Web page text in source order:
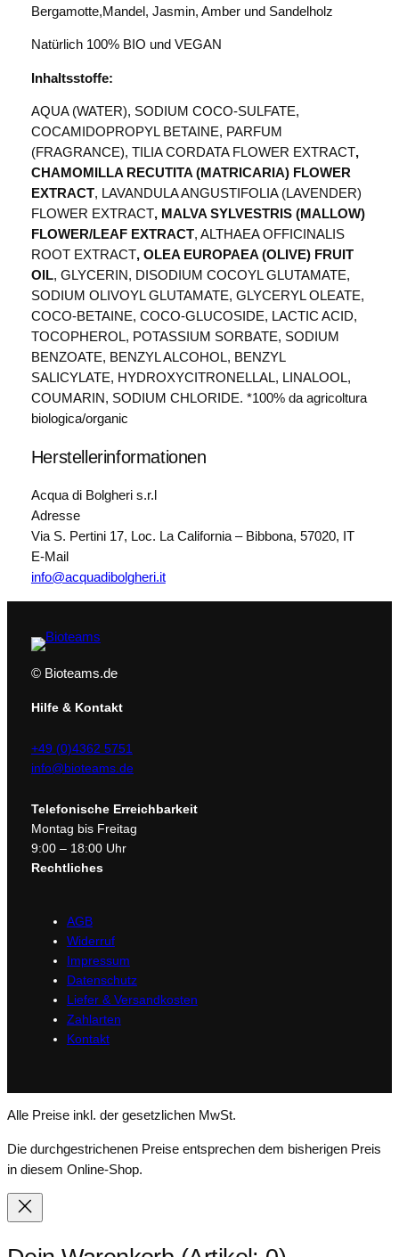
Bergamotte,Mandel, Jasmin, Amber und Sandelholz
Natürlich 100% BIO und VEGAN
Inhaltsstoffe:
AQUA (WATER), SODIUM COCO-SULFATE,
COCAMIDOPROPYL BETAINE, PARFUM
(FRAGRANCE), TILIA CORDATA FLOWER EXTRACT,
CHAMOMILLA RECUTITA (MATRICARIA) FLOWER
EXTRACT, LAVANDULA ANGUSTIFOLIA (LAVENDER)
FLOWER EXTRACT, MALVA SYLVESTRIS (MALLOW)
FLOWER/LEAF EXTRACT, ALTHAEA OFFICINALIS
ROOT EXTRACT, OLEA EUROPAEA (OLIVE) FRUIT
OIL, GLYCERIN, DISODIUM COCOYL GLUTAMATE,
SODIUM OLIVOYL GLUTAMATE, GLYCERYL OLEATE,
COCO-BETAINE, COCO-GLUCOSIDE, LACTIC ACID,
TOCOPHEROL, POTASSIUM SORBATE, SODIUM
BENZOATE, BENZYL ALCOHOL, BENZYL
SALICYLATE, HYDROXYCITRONELLAL, LINALOOL,
COUMARIN, SODIUM CHLORIDE. *100% da agricoltura
biologica/organic
Herstellerinformationen
Acqua di Bolgheri s.r.l
Adresse
Via S. Pertini 17, Loc. La California – Bibbona, 57020, IT
E-Mail
info@acquadibolgheri.it
© Bioteams.de
Hilfe & Kontakt
+49 (0)4362 5751
info@bioteams.de
Telefonische Erreichbarkeit
Montag bis Freitag
9:00 – 18:00 Uhr
Rechtliches
AGB
Widerruf
Impressum
Datenschutz
Liefer & Versandkosten
Zahlarten
Kontakt
Alle Preise inkl. der gesetzlichen MwSt.
Die durchgestrichenen Preise entsprechen dem bisherigen Preis
in diesem Online-Shop.